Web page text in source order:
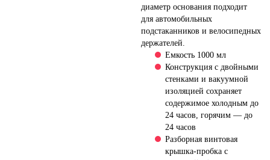
диаметр основания подходит
для автомобильных
подстаканников и велосипедных
держателей.
Емкость 1000 мл
Конструкция с двойными
стенками и вакуумной
изоляцией сохраняет
содержимое холодным до
24 часов, горячим — до
24 часов
Разборная винтовая
крышка-пробка с